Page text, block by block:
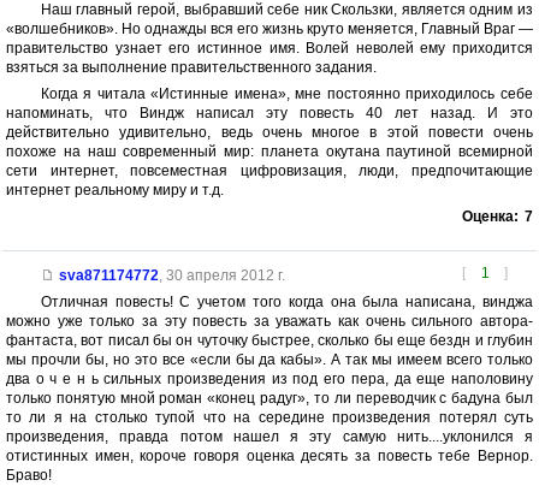
Наш главный герой, выбравший себе ник Скользки, является одним из
«волшебников». Но однажды вся его жизнь круто меняется, Главный Враг —
правительство узнает его истинное имя. Волей неволей ему приходится
взяться за выполнение правительственного задания.
Когда я читала «Истинные имена», мне постоянно приходилось себе
напоминать, что Виндж написал эту повесть 40 лет назад. И это
действительно удивительно, ведь очень многое в этой повести очень
похоже на наш современный мир: планета окутана паутиной всемирной
сети интернет, повсеместная цифровизация, люди, предпочитающие
интернет реальному миру и т.д.
Оценка: 7
[ 1 ]
sva871174772, 30 апреля 2012 г.
Отличная повесть! С учетом того когда она была написана, винджа
можно уже только за эту повесть за уважать как очень сильного автора-
фантаста, вот писал бы он чуточку быстрее, сколько бы еще бездн и глубин
мы прочли бы, но это все «если бы да кабы». А так мы имеем всего только
два о ч е н ь сильных произведения из под его пера, да еще наполовину
только понятую мной роман «конец радуг», то ли переводчик с бадуна был
то ли я на столько тупой что на середине произведения потерял суть
произведения, правда потом нашел я эту самую нить....уклонился я
отистинных имен, короче говоря оценка десять за повесть тебе Вернор.
Браво!